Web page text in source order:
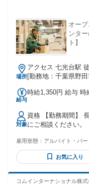
オー
ンタ
ト】
場所
アクセス 七光台駅
[勤務地：千葉県野
給与
時給1,350円 給与 時給 1,350円 交通費別
対象
資格 【勤務期間】
にご相談ください。 《資格・経験不問》 応募時、履歴書不要
参ください。 ◆髪色自由、ネイルokであなたらしく働けます
♪ ◆ハローワークで
話レベル以上の日
is not a baggage
雇用形態： アルバイト・パー
お気に入り
コムインターナショナル株式